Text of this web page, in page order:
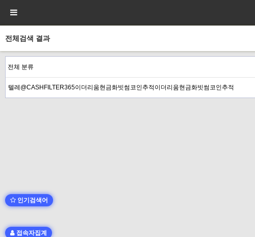
전체검색 결과
인기검색어
접속자집계